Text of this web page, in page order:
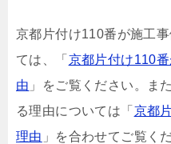
京都片付け110番が施工
ては、「 京都片付け110
由 」をご覧ください。ま
る理由については「 京都
理由 」を合わせてご覧く